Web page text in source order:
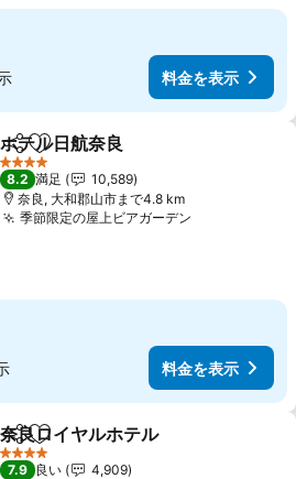
料金を表示
シェアお気に入りに追加
ホテル日航奈良
4 ホテルのランク
8.2 満足
10,589
奈良, 大和郡山市まで4.8 km
季節限定の屋上ビアガーデン
料金を表示
シェアお気に入りに追加
奈良ロイヤルホテル
4 ホテルのランク
7.9 良い
4,909